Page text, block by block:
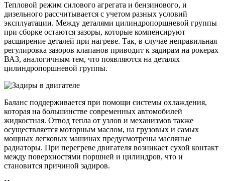
Тепловой режим силового агрегата и бензинового, и
дизельного рассчитывается с учетом разных условий
эксплуатации. Между деталями цилиндропоршневой группы
при сборке остаются зазоры, которые компенсируют
расширение деталей при нагреве. Так, в случае неправильная
регулировка зазоров клапанов приводит к задирам на рокерах
ВАЗ, аналогичным тем, что появляются на деталях
цилиндропоршневой группы.
Баланс поддерживается при помощи системы охлаждения,
которая на большинстве современных автомобилей
жидкостная. Отвод тепла от узлов и механизмов также
осуществляется моторным маслом, на грузовых и самых
мощных легковых машинах предусмотрены масляные
радиаторы. При перегреве двигателя возникает сухой контакт
между поверхностями поршней и цилиндров, что и
становится причиной задиров.